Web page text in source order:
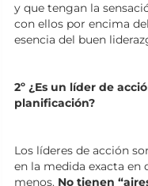
y que tengan la
con ellos por encima
esencia del buen
2º ¿Es un líder de
planificación?
Los líderes de acción
en la medida exacta en
menos. No tienen